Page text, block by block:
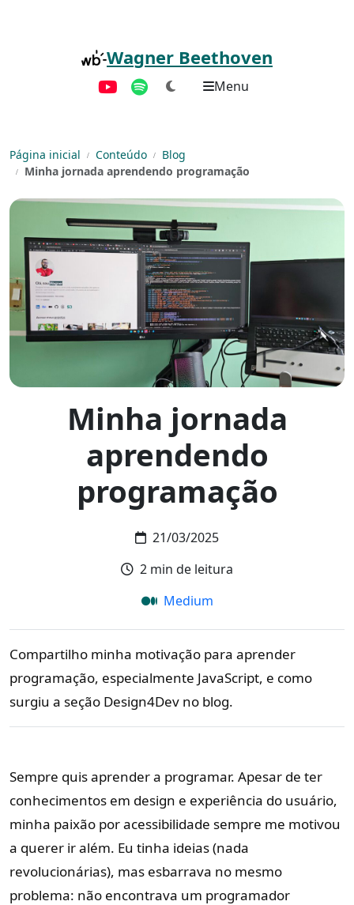
Wagner Beethoven
YouTubeSpotify Menu
Página inicial Conteúdo
Blog
Minha jornada aprendendo programação
Minha jornada
aprendendo
programação
21/03/2025
Tempo de leitura:
2 min de leitura
Medium(abre em nova aba)
Compartilho minha motivação para aprender
programação, especialmente JavaScript, e como
surgiu a seção Design4Dev no blog.
Sempre quis aprender a programar. Apesar de ter
conhecimentos em design e experiência do usuário,
minha paixão por acessibilidade sempre me motivou
a querer ir além. Eu tinha ideias (nada
revolucionárias), mas esbarrava no mesmo
problema: não encontrava um programador